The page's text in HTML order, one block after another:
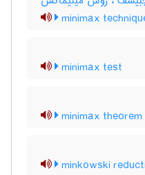
minimax
minimax test
minimax theorem
minkowski